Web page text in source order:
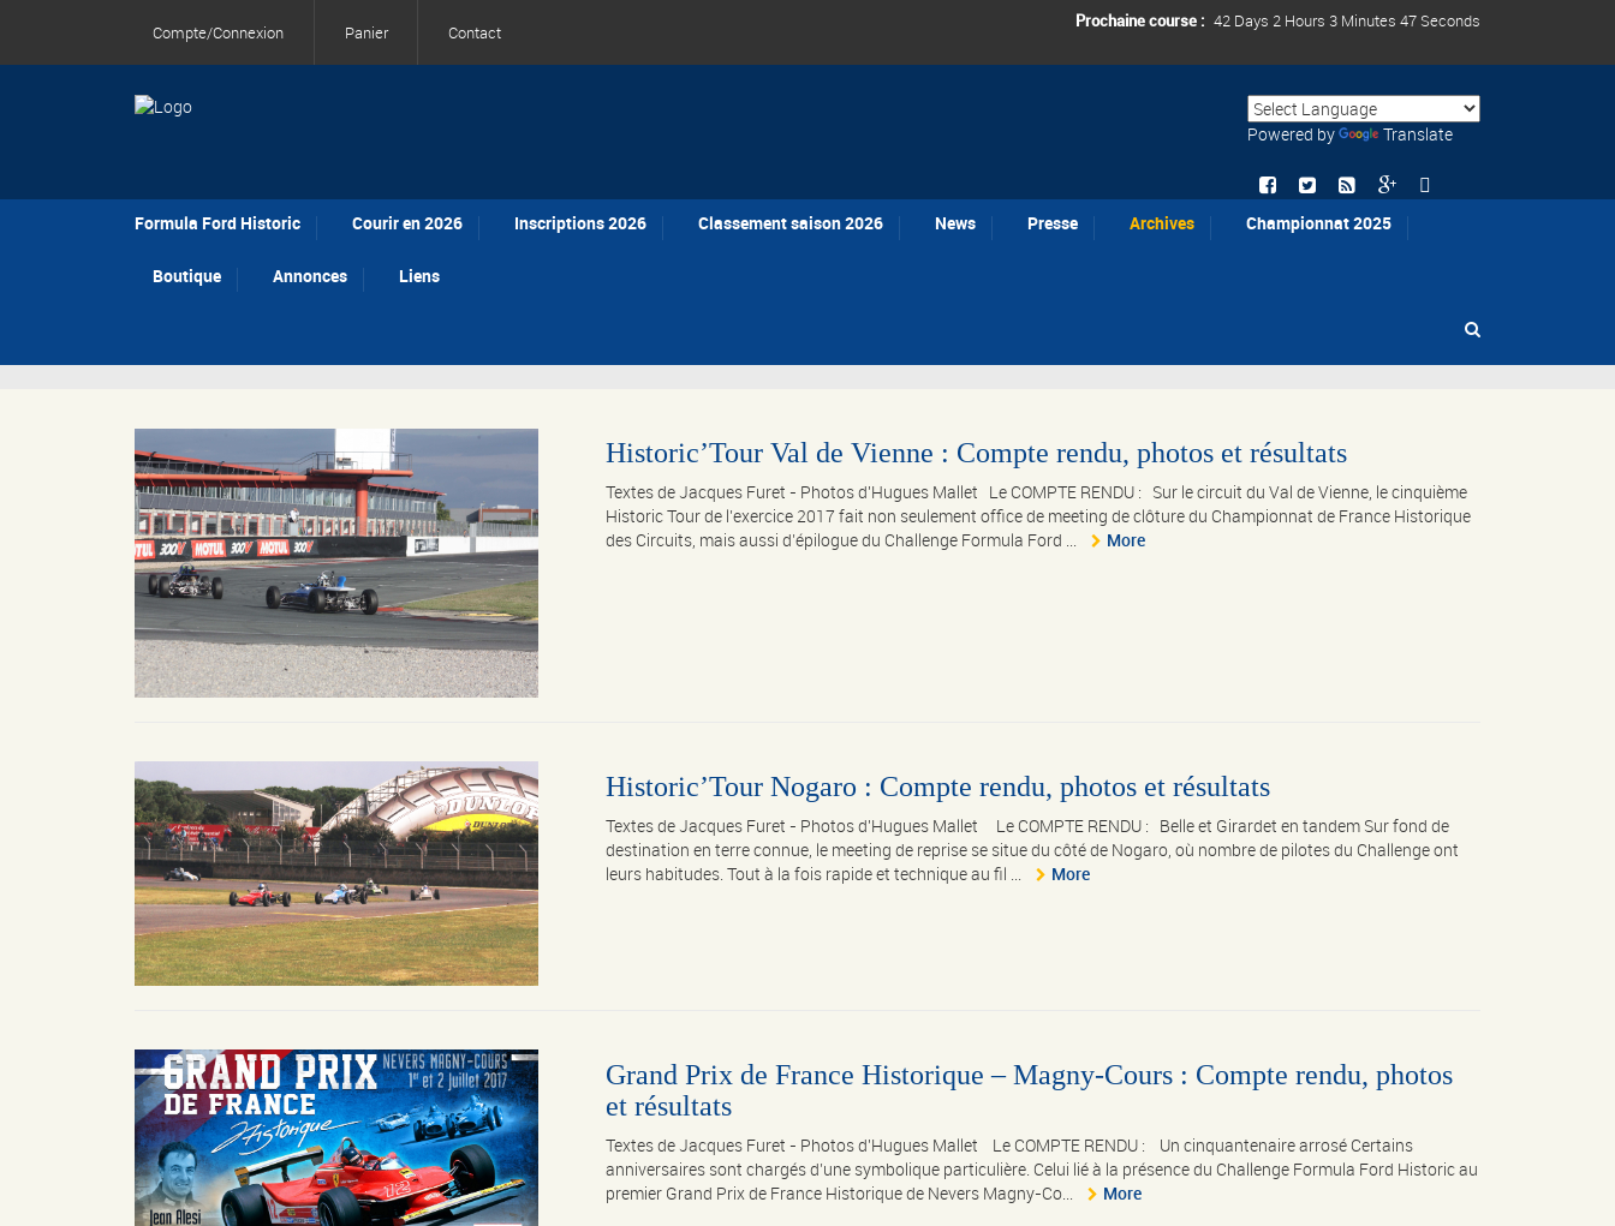
Compte/Connexion Panier Contact
Prochaine course : 42 Days 2 Hours 3 Minutes 46 Seconds
Powered by Translate
Formula Ford Historic Courir en 2026 Inscriptions 2026 Classement saison 2026 News Presse Archives Championnat 2025
Boutique Annonces Liens
Historic’Tour Val de Vienne : Compte rendu, photos et résultats
Textes de Jacques Furet - Photos d'Hugues Mallet Le COMPTE RENDU : Sur le circuit du Val de Vienne, le cinquième
Historic Tour de l’exercice 2017 fait non seulement office de meeting de clôture du Championnat de France Historique
des Circuits, mais aussi d’épilogue du Challenge Formula Ford ...
More
Historic’Tour Nogaro : Compte rendu, photos et résultats
Textes de Jacques Furet - Photos d'Hugues Mallet Le COMPTE RENDU : Belle et Girardet en tandem Sur fond de
destination en terre connue, le meeting de reprise se situe du côté de Nogaro, où nombre de pilotes du Challenge ont
leurs habitudes. Tout à la fois rapide et technique au fil ...
More
Grand Prix de France Historique – Magny-Cours : Compte rendu, photos
et résultats
Textes de Jacques Furet - Photos d'Hugues Mallet Le COMPTE RENDU : Un cinquantenaire arrosé Certains
anniversaires sont chargés d’une symbolique particulière. Celui lié à la présence du Challenge Formula Ford Historic au
premier Grand Prix de France Historique de Nevers Magny-Co...
More